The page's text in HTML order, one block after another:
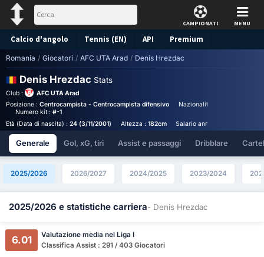
CAMPIONATI MENU
Calcio d'angolo Tennis (EN) API Premium
Pronostico
Romania / Giocatori / AFC UTA Arad / Denis Hrezdac
Denis Hrezdac Stats
Club :
AFC UTA Arad
Posizione : Centrocampista - Centrocampista difensivo Nazionalità :
Numero kit : #-1
Età (Data di nascita) : 24 (3/11/2001) Altezza : 182cm Salario annuale :
Generale Gol, xG, tiri Assist e passaggi Dribblare
2025/2026 2026/2027 2024/2025 2023/2024
2025/2026 e statistiche carriera- Denis Hrezdac
6.01
Valutazione media nel Liga I
Classifica Assist : 291 / 403 Giocatori